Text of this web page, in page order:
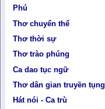
Phú
Thơ chuyển thể
Thơ thời sự
Thơ trào phúng
Ca dao tục ngữ
Thơ dân gian truyền tụng
Hát nói - Ca trù